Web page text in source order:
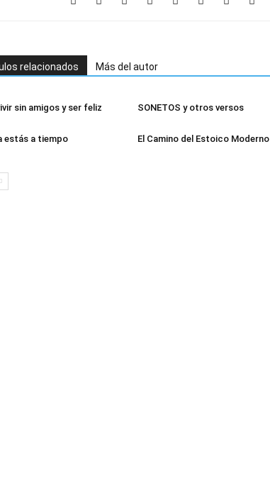
relacionados Más del autor
sin amigos y ser feliz SONETOS y otros versos
estás a tiempo El Camino del Estoico Moderno